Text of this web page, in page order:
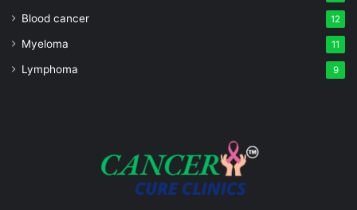
Blood cancer 12
Myeloma 11
Lymphoma 9